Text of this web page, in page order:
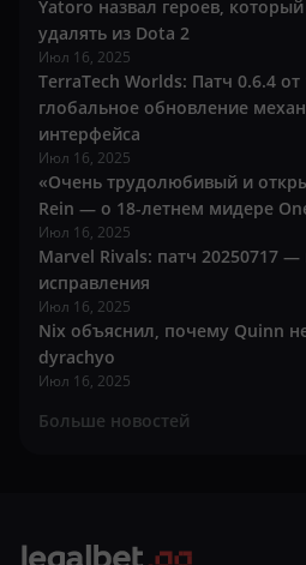
Yatoro назвал героев,
удалять из Dota 2
Июл 16, 2025
TerraTech Worlds: Патч 0.6.4
глобальное обновление
интерфейса
Июл 16, 2025
«Очень трудолюбивый и
Rein — о 18-летнем мидере
Июл 16, 2025
Marvel Rivals: патч 20250717
исправления
Июл 16, 2025
Nix объяснил, почему Quinn
dyrachyo
Июл 16, 2025
Больше новостей